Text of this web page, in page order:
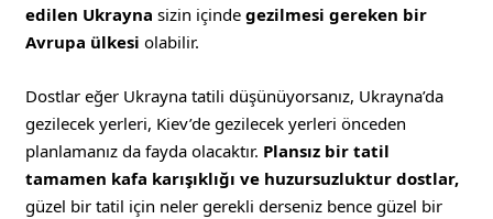
edilen Ukrayna sizin içindegezilmesi gereken bir
Avrupa ülkesi olabilir.
Dostlar eğer Ukrayna tatili düşünüyorsanız, Ukrayna’da
gezilecek yerleri, Kiev’de gezilecek yerleri önceden
planlamanız da fayda olacaktır. Plansız bir tatil
tamamen kafa karışıklığı ve huzursuzluktur dostlar,
güzel bir tatil için neler gerekli derseniz bence güzel bir